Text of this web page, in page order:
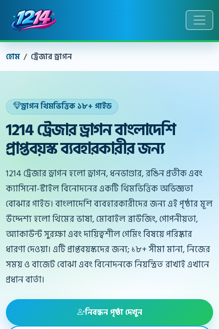
হোম ট্রেজার ড্রাগন
ড্রাগন থিমভিত্তিক ১৮+ গাইড
1214 ট্রেজার ড্রাগন বাংলাদেশি
প্রাপ্তবয়স্ক ব্যবহারকারীর জন্য
1214 ট্রেজার ড্রাগন হলো ড্রাগন, ধনভাণ্ডার, রঙিন প্রতীক এবং
ক্যাসিনো-স্টাইল বিনোদনের একটি থিমভিত্তিক অভিজ্ঞতা
বোঝার গাইড। বাংলাদেশি ব্যবহারকারীদের জন্য এই পৃষ্ঠার মূল
উদ্দেশ্য হলো থিমের ভাষা, মোবাইল ব্রাউজিং, গোপনীয়তা,
অ্যাকাউন্ট সুরক্ষা এবং দায়িত্বশীল গেমিং বিষয়ে পরিষ্কার
ধারণা দেওয়া। এটি প্রাপ্তবয়স্কদের জন্য; ১৮+ সীমা মানা, নিজের
সময় ও বাজেট বোঝা এবং বিনোদনকে নিয়ন্ত্রিত রাখাই এখানে
প্রধান বার্তা।
নিবন্ধন পৃষ্ঠা দেখুন